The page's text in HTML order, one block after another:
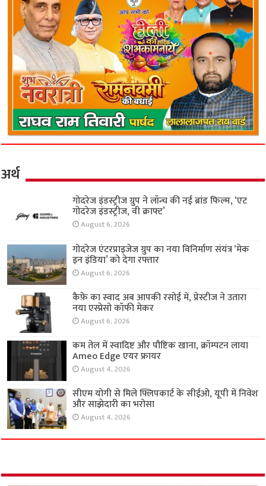
अर्थ
गोदरेज इंडस्ट्रीज ग्रुप ने लॉन्च की नई ब्रांड फिल्म, ‘एट
गोदरेज इंडस्ट्रीज, वी क्राफ्ट’
August 6, 2026
गोदरेज एंटरप्राइजेज ग्रुप का नया विनिर्माण संयंत्र ‘मेक
इन इंडिया’ को देगा रफ्तार
August 6, 2026
कैफ़े का स्वाद अब आपकी रसोई में, प्रेस्टीज ने उतारा
नया एस्प्रेसो कॉफी मेकर
August 6, 2026
कम तेल में स्वादिष्ट और पौष्टिक खाना, क्रॉम्पटन लाया
Ameo Edge एयर फ्रायर
August 4, 2026
सीएम योगी से मिले फ्लिपकार्ट के सीईओ, यूपी में निवेश
और साझेदारी का भरोसा
August 4, 2026